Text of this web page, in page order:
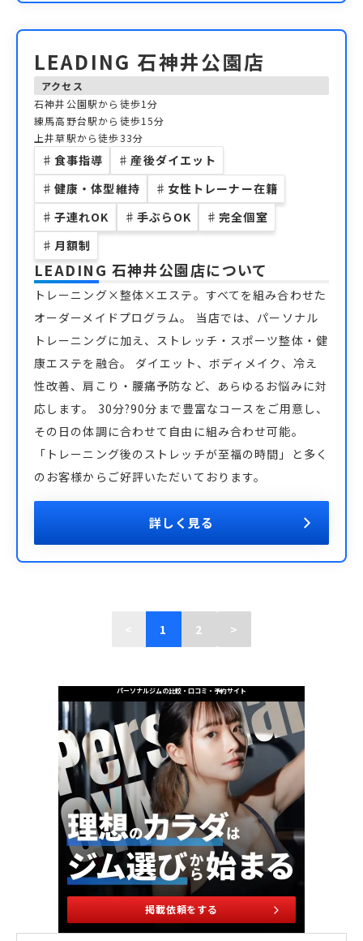
LEADING 石神井公園店
アクセス
石神井公園駅から徒歩1分
練馬高野台駅から徒歩15分
上井草駅から徒歩33分
♯ 食事指導 ♯ 産後ダイエット
♯ 健康・体型維持 ♯ 女性トレーナー在籍
♯ 子連れOK ♯ 手ぶらOK ♯ 完全個室
♯ 月額制
LEADING 石神井公園店について
トレーニング×整体×エステ。すべてを組み合わせた
オーダーメイドプログラム。 当店では、パーソナル
トレーニングに加え、ストレッチ・スポーツ整体・健
康エステを融合。 ダイエット、ボディメイク、冷え
性改善、肩こり・腰痛予防など、あらゆるお悩みに対
応します。 30分?90分まで豊富なコースをご用意し、
その日の体調に合わせて自由に組み合わせ可能。
「トレーニング後のストレッチが至福の時間」と多く
のお客様からご好評いただいております。
詳しく見る
1 2 >
パーソナルジムの比較・口コミ・予約サイト
掲載依頼をする